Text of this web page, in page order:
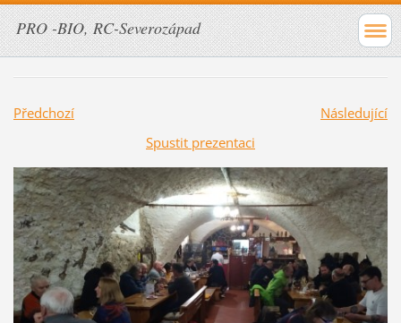
PRO -BIO, RC-Severozápad
Předchozí
Následující
Spustit prezentaci